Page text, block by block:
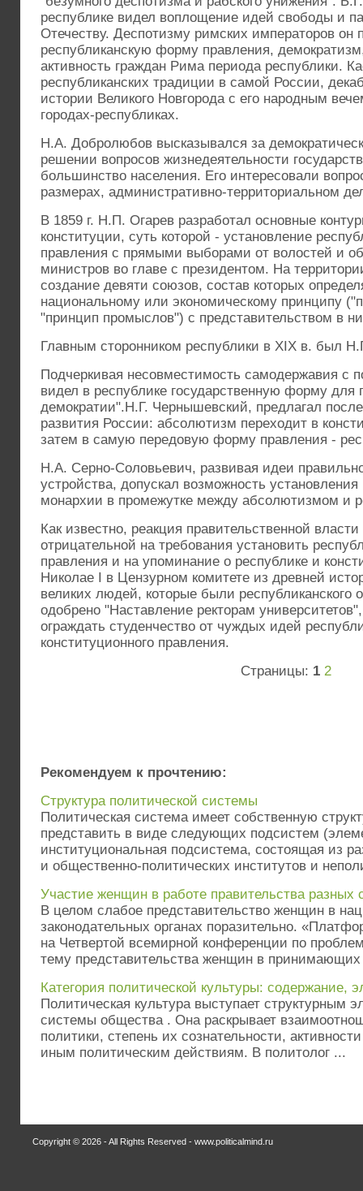
республике видел воплощение идей свободы и
Отечеству. Деспотизму римских императоров он
республиканскую форму правления,
активность граждан Рима периода республики.
республиканских традиции в самой России,
истории Великого Новгорода с его народным
городах-республиках.
Н.А. Добролюбов высказывался за
решении вопросов жизнедеятельности
большинство населения. Его интересовали
размерах, административно-территориальном
В 1859 г. Н.П. Огарев разработал основные
конституции, суть которой - установление
правления с прямыми выборами от волостей и
министров во главе с президентом. На
создание девяти союзов, состав которых
национальному или экономическому принципу
"принцип промыслов") с представительством в
Главным сторонником республики в XIX в. был
Подчеркивая несовместимость самодержавия с
видел в республике государственную форму для
демократии".Н.Г. Чернышевский, предлагал
развития России: абсолютизм переходит в
затем в самую передовую форму правления -
Н.А. Серно-Соловьевич, развивая идеи
устройства, допускал возможность установления
монархии в промежутке между абсолютизмом и
Как известно, реакция правительственной
отрицательной на требования установить
правления и на упоминание о республике и
Николае I в Цензурном комитете из древней
великих людей, которые были
одобрено "Наставление ректорам
ограждать студенчество от чуждых идей
конституционного правления.
Страницы: 1 2
Рекомендуем к прочтению:
Структура политической системы
Политическая система имеет собственную
представить в виде следующих подсистем
институциональная подсистема, состоящая из
и общественно-политических институтов и
Участие женщин в работе правительства разных
В целом слабое представительство женщин в
законодательных органах поразительно.
на Четвертой всемирной конференции по
тему представительства женщин в
Категория политической культуры: содержание,
Политическая культура выступает структурным
системы общества . Она раскрывает
политики, степень их сознательности,
иным политическим действиям. В политолог ...
Copyright © 2026 - All Rights Reserved - www.politicalmind.ru